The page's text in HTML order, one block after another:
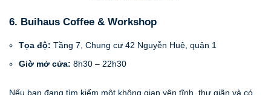
6. Buihaus Coffee & Workshop
Tọa độ: Tầng 7, Chung cư 42 Nguyễn Huệ, quận 1
Giờ mở cửa: 8h30 – 22h30
Nếu bạn đang tìm kiếm một không gian yên tĩnh, thư giãn và có